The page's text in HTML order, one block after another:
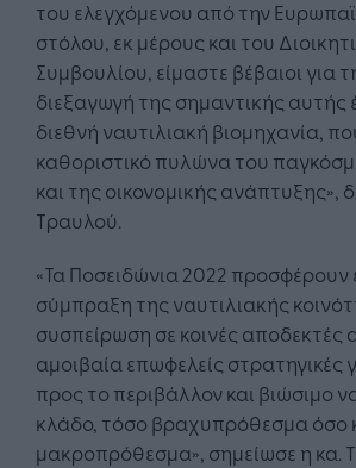
του ελεγχόμενου από την
στόλου, εκ μέρους και του
Συμβουλίου, είμαστε βέβαιοι για
διεξαγωγή της σημαντικής αυτής
διεθνή ναυτιλιακή βιομηχανία,
καθοριστικό πυλώνα του
και της οικονομικής ανάπτυξης»,
Τραυλού.
«Τα Ποσειδώνια 2022 προσφέρουν
σύμπραξη της ναυτιλιακής
συσπείρωση σε κοινές αποδεκτές
αμοιβαία επωφελείς στρατηγικές
προς το περιβάλλον και βιώσιμο
κλάδο, τόσο βραχυπρόθεσμα όσο
μακροπρόθεσμα», σημείωσε η κα.